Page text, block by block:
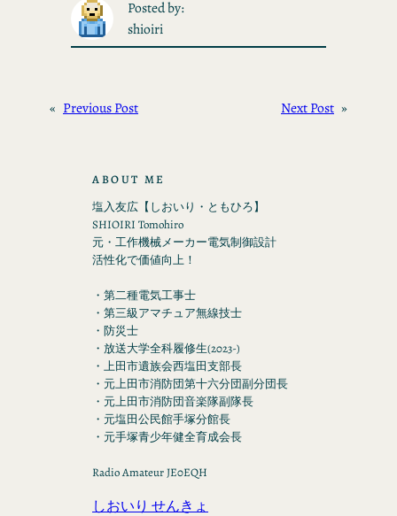
Posted by:
shioiri
« Previous Post Next Post »
ABOUT ME
塩入友広【しおいり・ともひろ】
SHIOIRI Tomohiro
元・工作機械メーカー電気制御設計
活性化で価値向上！
・第二種電気工事士
・第三級アマチュア無線技士
・防災士
・放送大学全科履修生(2023-)
・上田市遺族会西塩田支部長
・元上田市消防団第十六分団副分団長
・元上田市消防団音楽隊副隊長
・元塩田公民館手塚分館長
・元手塚青少年健全育成会長
Radio Amateur JE0EQH
しおいり せんきょ